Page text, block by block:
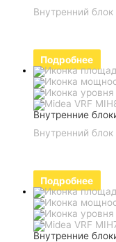
Внутренний
Подробнее
Внутренние
Внутренний
Подробнее
Внутренние